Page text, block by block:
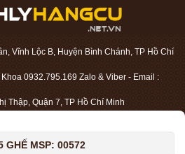
Vĩnh Lộc B, Huyện Bình Chánh, TP Hồ Chí
0932.795.169 Zalo & Viber - Email :
Thập, Quận 7, TP Hồ Chí Minh
GHẾ MSP: 00572